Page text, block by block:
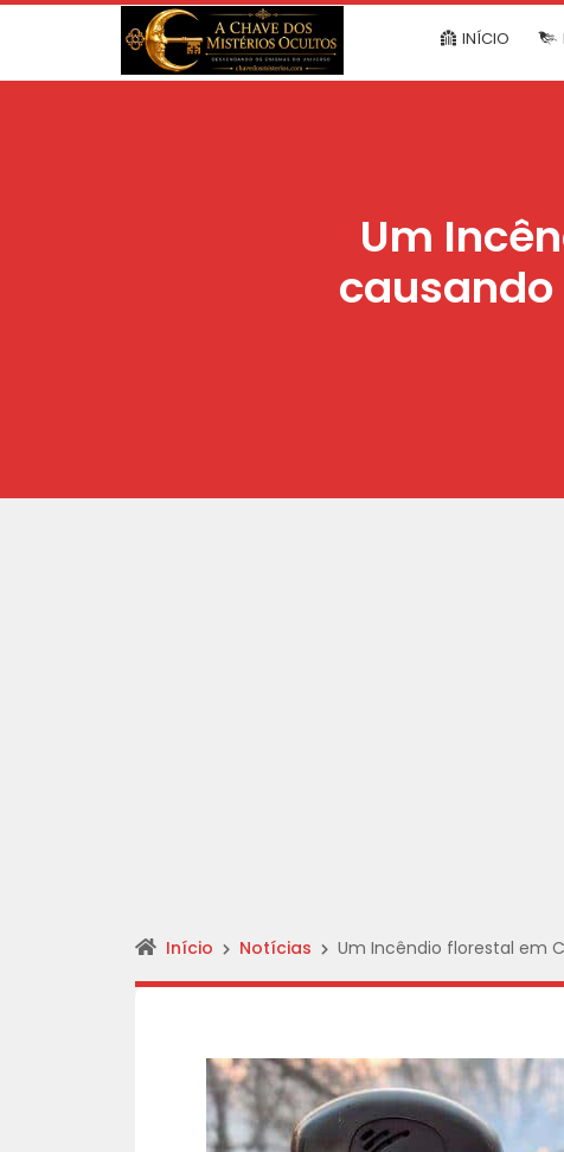
INÍCIO
Um
Início Notícias Um Incêndio florestal em